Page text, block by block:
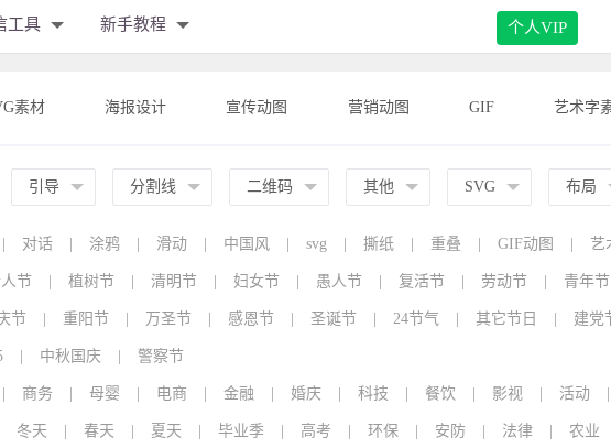
工具 新手教程 个人VIP
素材 海报设计 宣传动图 营销动图 GIF 艺术字
引导 分割线 二维码 其他 SVG 布局
对话 涂鸦 滑动 中国风 svg 撕纸 重叠 GIF动图 艺
节 植树节 清明节 妇女节 愚人节 复活节 劳动节 青年节
节 重阳节 万圣节 感恩节 圣诞节 24节气 其它节日 建党
中秋国庆 警察节
商务 母婴 电商 金融 婚庆 科技 餐饮 影视 活动
冬天 春天 夏天 毕业季 高考 环保 安防 法律 农业